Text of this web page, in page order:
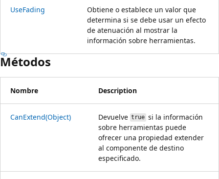
UseFading
Obtiene o establece un valor que
determina si se debe usar un efecto
de atenuación al mostrar la
información sobre herramientas.
Métodos
Nombre Description
CanExtend(Object) Devuelve truesi la información
sobre herramientas puede
ofrecer una propiedad extender
al componente de destino
especificado.